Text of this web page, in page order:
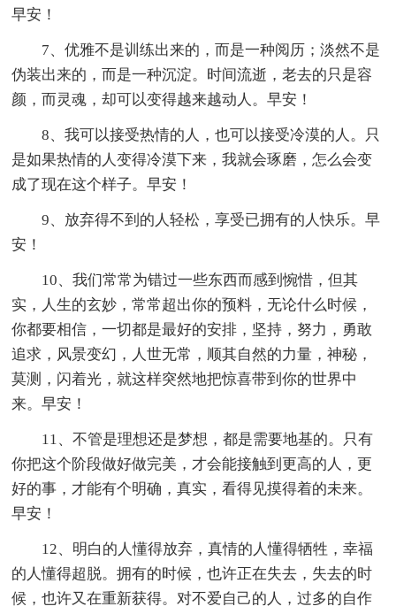
早安！
7、优雅不是训练出来的，而是一种阅历；淡然不是
伪装出来的，而是一种沉淀。时间流逝，老去的只是容
颜，而灵魂，却可以变得越来越动人。早安！
8、我可以接受热情的人，也可以接受冷漠的人。只
是如果热情的人变得冷漠下来，我就会琢磨，怎么会变
成了现在这个样子。早安！
9、放弃得不到的人轻松，享受已拥有的人快乐。早
安！
10、我们常常为错过一些东西而感到惋惜，但其
实，人生的玄妙，常常超出你的预料，无论什么时候，
你都要相信，一切都是最好的安排，坚持，努力，勇敢
追求，风景变幻，人世无常，顺其自然的力量，神秘，
莫测，闪着光，就这样突然地把惊喜带到你的世界中
来。早安！
11、不管是理想还是梦想，都是需要地基的。只有
你把这个阶段做好做完美，才会能接触到更高的人，更
好的事，才能有个明确，真实，看得见摸得着的未来。
早安！
12、明白的人懂得放弃，真情的人懂得牺牲，幸福
的人懂得超脱。拥有的时候，也许正在失去，失去的时
候，也许又在重新获得。对不爱自己的人，过多的自作